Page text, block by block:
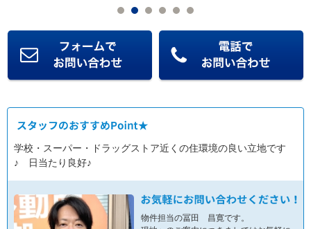
学校・スーパー・ドラッグストア近くの住環境の良い立地です
♪ 日当たり良好♪
物件担当の冨田 昌寛です。